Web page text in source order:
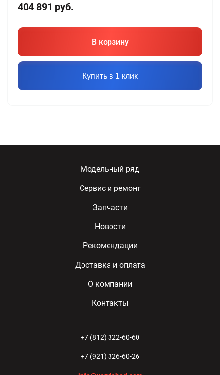
404 891 руб.
В корзину
Купить в 1 клик
Модельный ряд
Сервис и ремонт
Запчасти
Новости
Рекомендации
Доставка и оплата
О компании
Контакты
+7 (812) 322-60-60
+7 (921) 326-60-26